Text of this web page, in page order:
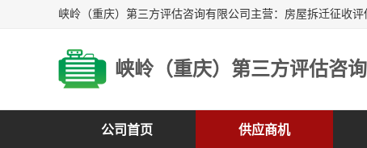
峡岭（重庆）第三方评估咨
公司首页 供应商机